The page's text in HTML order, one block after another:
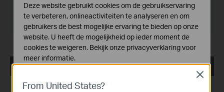
Bestandsgrootte:31.41 MB
Besturingssysteem: Win 10_11
Archer TX55E_V4_00.034_240620_Win10_Win11
Publicatiedatum: 2024-11-04
From United States?
Close
Deze website gebruikt cookies om de gebruikservaring
te verbeteren, onlineactiviteiten te analyseren en om
gebruikers de best mogelijke ervaring te bieden op onze
website. U heeft de mogelijkheid op ieder moment de
cookies te weigeren. Bekijk onze privacyverklaringvoor
meer informatie.
Deze cookies zijn noodzakelijk voor de werking van de